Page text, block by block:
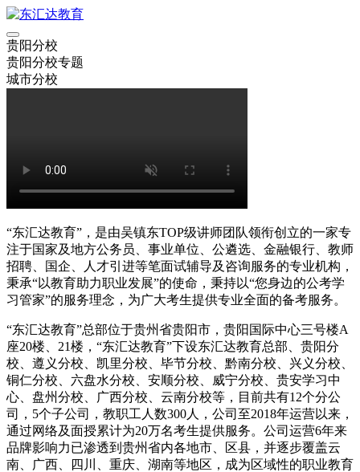
贵阳分校
贵阳分校专题
城市分校
“东汇达教育”，是由吴镇东TOP级讲师团队领衔创立的一家专
注于国家及地方公务员、事业单位、公遴选、金融银行、教师
招聘、国企、人才引进等笔面试辅导及咨询服务的专业机构，
秉承“以教育助力职业发展”的使命，秉持以“您身边的公考学
习管家”的服务理念，为广大考生提供专业全面的备考服务。
“东汇达教育”总部位于贵州省贵阳市，贵阳国际中心三号楼A
座20楼、21楼，“东汇达教育”下设东汇达教育总部、贵阳分
校、遵义分校、凯里分校、毕节分校、黔南分校、兴义分校、
铜仁分校、六盘水分校、安顺分校、威宁分校、贵安学习中
心、盘州分校、广西分校、云南分校等，目前共有12个分公
司，5个子公司，教职工人数300人，公司至2018年运营以来，
通过网络及面授累计为20万名考生提供服务。公司运营6年来
品牌影响力已渗透到贵州省内各地市、区县，并逐步覆盖云
南、广西、四川、重庆、湖南等地区，成为区域性的职业教育